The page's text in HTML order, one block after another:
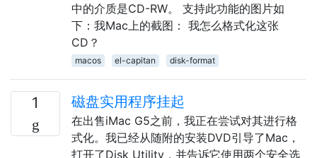
中的介质是CD-RW。 支持此功能的图片如
下：我Mac上的截图： 我怎么格式化这张
CD？
macos el-capitan disk-format
1 磁盘实用程序挂起
在出售iMac G5之前，我正在尝试对其进行格
式化。我已经从随附的安装DVD引导了Mac，
打开了Disk Utility，并告诉它使用两个安全选